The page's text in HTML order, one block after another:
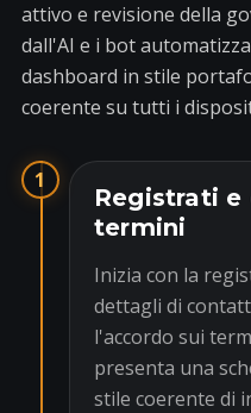
attivo e revisione della
dall'AI e i bot
dashboard in stile
coerente su tutti i
1
Registrati
termini
Inizia con la
dettagli di
l'accordo sui
presenta una
stile coerente di